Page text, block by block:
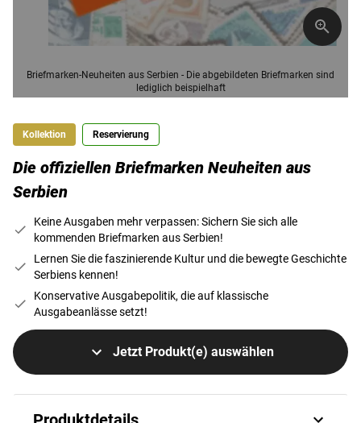
Briefmarken-Neuheiten aus Serbien - Die abgebildeten Briefmarken sind
lediglich beispielhaft
Kollektion Reservierung
Die offiziellen Briefmarken Neuheiten aus
Serbien
Keine Ausgaben mehr verpassen: Sichern Sie sich alle
kommenden Briefmarken aus Serbien!
Lernen Sie die faszinierende Kultur und die bewegte Geschichte
Serbiens kennen!
Konservative Ausgabepolitik, die auf klassische
Ausgabeanlässe setzt!
Jetzt Produkt(e) auswählen